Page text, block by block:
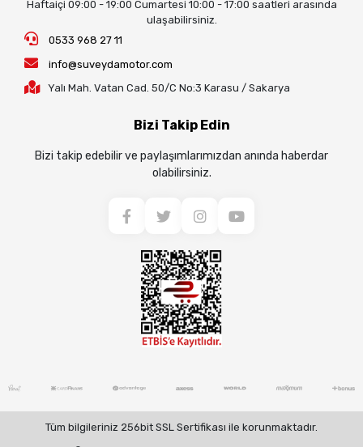
Haftaiçi 09:00 - 19:00 Cumartesi 10:00 - 17:00 saatleri arasında
ulaşabilirsiniz.
0533 968 27 11
info@suveydamotor.com
Yalı Mah. Vatan Cad. 50/C No:3 Karasu / Sakarya
Bizi Takip Edin
Bizi takip edebilir ve paylaşımlarımızdan anında haberdar
olabilirsiniz.
Tüm bilgileriniz 256bit SSL Sertifikası ile korunmaktadır.